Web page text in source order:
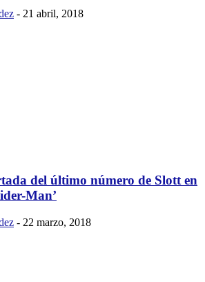
- 21 abril, 2018
del último número de Slott en
Man’
- 22 marzo, 2018